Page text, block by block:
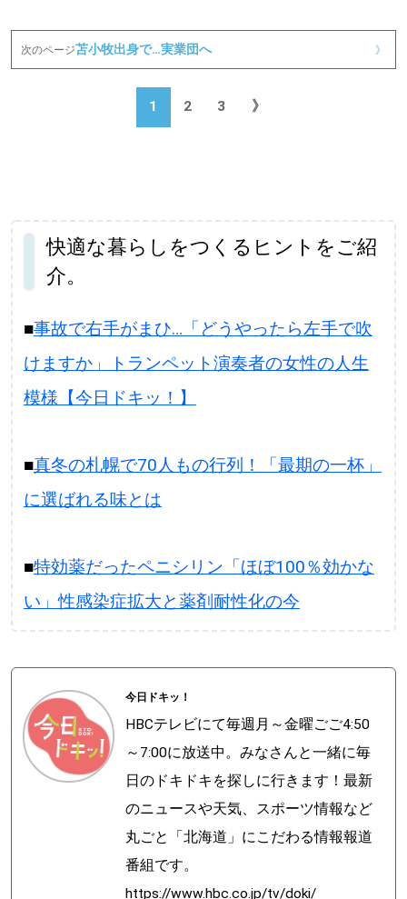
次のページ苫小牧出身で…実業団へ 》
1 2 3 》
快適な暮らしをつくるヒントをご紹
介。
■事故で右手がまひ…「どうやったら左手で吹
けますか」トランペット演奏者の女性の人生
模様【今日ドキッ！】
■真冬の札幌で70人もの行列！「最期の一杯」
に選ばれる味とは
■特効薬だったペニシリン「ほぼ100％効かな
い」性感染症拡大と薬剤耐性化の今
今日ドキッ！
HBCテレビにて毎週月～金曜ごご4:50
～7:00に放送中。みなさんと一緒に毎
日のドキドキを探しに行きます！最新
のニュースや天気、スポーツ情報など
丸ごと「北海道」にこだわる情報報道
番組です。
https://www.hbc.co.jp/tv/doki/